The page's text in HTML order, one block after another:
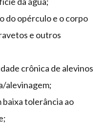
do opérculo e o corpo
e outros
crônica de alevinos
alevinagem;
baixa tolerância ao